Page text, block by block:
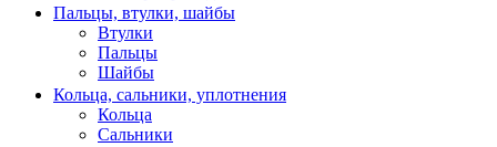
Пальцы, втулки, шайбы
Втулки
Пальцы
Шайбы
Кольца, сальники, уплотнения
Кольца
Сальники